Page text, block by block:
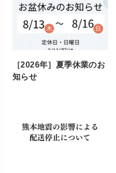
［2026年］夏季休業のお
知らせ